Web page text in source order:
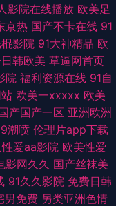
频 欧美毛片网 老司机福
频新入口 影音先锋三级
中日韩亚 亚洲综合色色 影
色图2 激情五月天社区 狠
青操 性内射国产专区 超
激情福利社 国产精品日
影院在线播放 欧美足
京热 国产不卡在线 91
影院 91大神精品 欧
韩欧美 草逼网首页
院 福利资源在线 91自
欧美一xxxxx 欧美
产国产一区 亚洲欧洲
潮喷 伦理片app下载
性爱aa影院 欧美性爱
影网久久 国产丝袜美
91久久影院 免费日韩
男免费 另类亚洲色情